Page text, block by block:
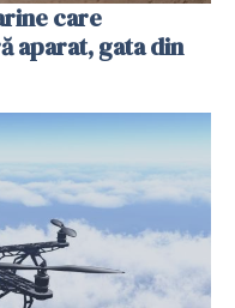
care
aparat, gata din